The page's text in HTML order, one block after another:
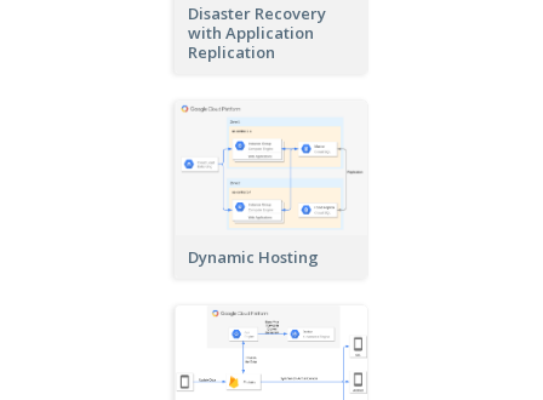
Disaster Recovery
with Application
Replication
Dynamic Hosting